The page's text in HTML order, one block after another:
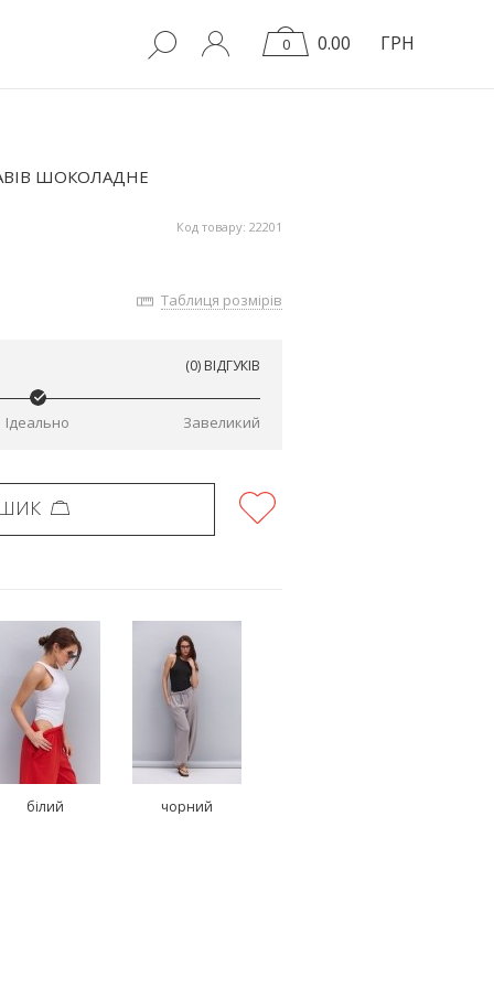
0 0.00 ГРН
ШОКОЛАДНЕ
Код товару: 22201
Таблиця розмірів
(0) ВІДГУКІВ
Ідеально Завеликий
білий чорний